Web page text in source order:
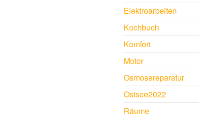
Elektroarbeiten
Kochbuch
Komfort
Motor
Osmosereparatur
Ostsee2022
Räume